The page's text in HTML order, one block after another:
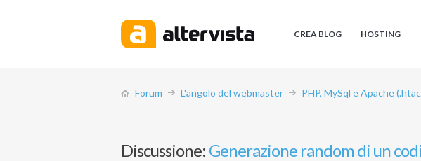
CREA BLOG HOSTING
Forum L'angolo del webmaster PHP, MySql e Apache
Discussione: Generazione random di un